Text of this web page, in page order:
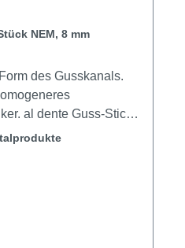
NEM, 8 mm
des Gusskanals.
al dente Guss-Sticks
6–7–8 mm für
7–8–9 mm und
edelmetallreduzierte